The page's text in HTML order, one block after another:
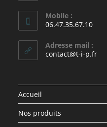
Mobile :
06.47.35.67.10
Adresse mail :
contact@t-i-p.fr
Accueil
Nos produits